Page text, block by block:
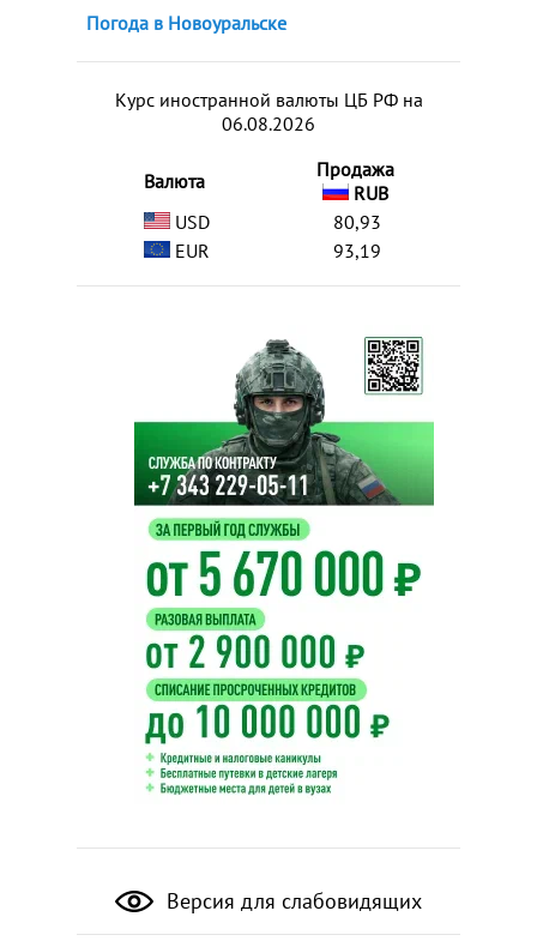
Погода в Новоуральске
Курс иностранной валюты ЦБ РФ на
06.08.2026
Валюта
Продажа
RUB
USD
80,93
EUR
93,19
Версия для слабовидящих